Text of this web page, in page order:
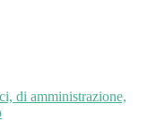
di amministrazione,